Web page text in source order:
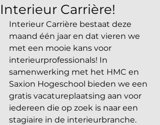
Interieur Carrière!
Interieur Carrière bestaat deze
maand één jaar en dat vieren we
met een mooie kans voor
interieurprofessionals! In
samenwerking met het HMC en
Saxion Hogeschool bieden we een
gratis vacatureplaatsing aan voor
iedereen die op zoek is naar een
stagiaire in de interieurbranche.